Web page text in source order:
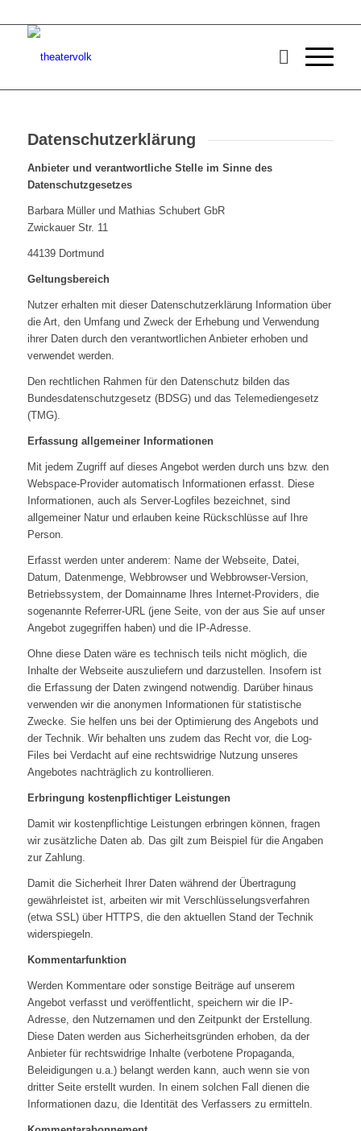
Datenschutzerklärung
Anbieter und verantwortliche Stelle im Sinne des
Datenschutzgesetzes
Barbara Müller und Mathias Schubert GbR
Zwickauer Str. 11
44139 Dortmund
Geltungsbereich
Nutzer erhalten mit dieser Datenschutzerklärung Information über
die Art, den Umfang und Zweck der Erhebung und Verwendung
ihrer Daten durch den verantwortlichen Anbieter erhoben und
verwendet werden.
Den rechtlichen Rahmen für den Datenschutz bilden das
Bundesdatenschutzgesetz (BDSG) und das Telemediengesetz
(TMG).
Erfassung allgemeiner Informationen
Mit jedem Zugriff auf dieses Angebot werden durch uns bzw. den
Webspace-Provider automatisch Informationen erfasst. Diese
Informationen, auch als Server-Logfiles bezeichnet, sind
allgemeiner Natur und erlauben keine Rückschlüsse auf Ihre
Person.
Erfasst werden unter anderem: Name der Webseite, Datei,
Datum, Datenmenge, Webbrowser und Webbrowser-Version,
Betriebssystem, der Domainname Ihres Internet-Providers, die
sogenannte Referrer-URL (jene Seite, von der aus Sie auf unser
Angebot zugegriffen haben) und die IP-Adresse.
Ohne diese Daten wäre es technisch teils nicht möglich, die
Inhalte der Webseite auszuliefern und darzustellen. Insofern ist
die Erfassung der Daten zwingend notwendig. Darüber hinaus
verwenden wir die anonymen Informationen für statistische
Zwecke. Sie helfen uns bei der Optimierung des Angebots und
der Technik. Wir behalten uns zudem das Recht vor, die Log-
Files bei Verdacht auf eine rechtswidrige Nutzung unseres
Angebotes nachträglich zu kontrollieren.
Erbringung kostenpflichtiger Leistungen
Damit wir kostenpflichtige Leistungen erbringen können, fragen
wir zusätzliche Daten ab. Das gilt zum Beispiel für die Angaben
zur Zahlung.
Damit die Sicherheit Ihrer Daten während der Übertragung
gewährleistet ist, arbeiten wir mit Verschlüsselungsverfahren
(etwa SSL) über HTTPS, die den aktuellen Stand der Technik
widerspiegeln.
Kommentarfunktion
Werden Kommentare oder sonstige Beiträge auf unserem
Angebot verfasst und veröffentlicht, speichern wir die IP-
Adresse, den Nutzernamen und den Zeitpunkt der Erstellung.
Diese Daten werden aus Sicherheitsgründen erhoben, da der
Anbieter für rechtswidrige Inhalte (verbotene Propaganda,
Beleidigungen u.a.) belangt werden kann, auch wenn sie von
dritter Seite erstellt wurden. In einem solchen Fall dienen die
Informationen dazu, die Identität des Verfassers zu ermitteln.